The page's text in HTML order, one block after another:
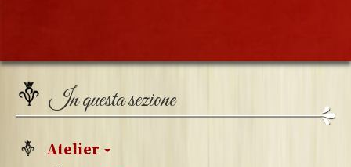
In questa sezione
Atelier